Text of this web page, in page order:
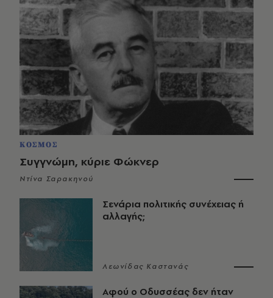
ΚΟΣΜΟΣ
Συγγνώμη, κύριε Φώκνερ
Ντίνα Σαρακηνού
Σενάρια πολιτικής συνέχειας ή
αλλαγής;
Λεωνίδας Καστανάς
Αφού ο Οδυσσέας δεν ήταν